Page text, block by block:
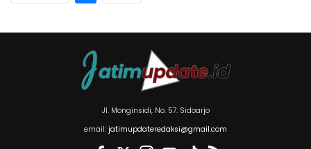
Jl. Monginsidi, No. 57. Sidoarjo
email: jatimupdateredaksi@gmail.com